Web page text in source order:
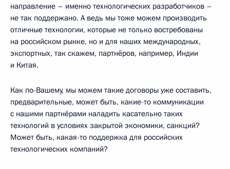
направление – именно технологических разработчиков –
не так поддержано. А ведь мы тоже можем производить
отличные технологии, которые не только востребованы
на российском рынке, но и для наших международных,
экспортных, так скажем, партнёров, например, Индии
и Китая.
Как по-Вашему, мы можем такие договоры уже составить,
предварительные, может быть, какие-то коммуникации
с нашими партнёрами наладить касательно таких
технологий в условиях закрытой экономики, санкций?
Может быть, какая-то поддержка для российских
технологических компаний?